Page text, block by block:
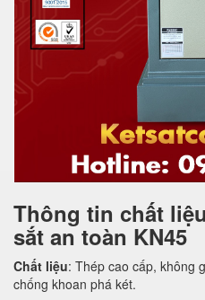
Thông tin chất
sắt an toàn KN45
Chất liệu: Thép cao cấp, không
chống khoan phá két.